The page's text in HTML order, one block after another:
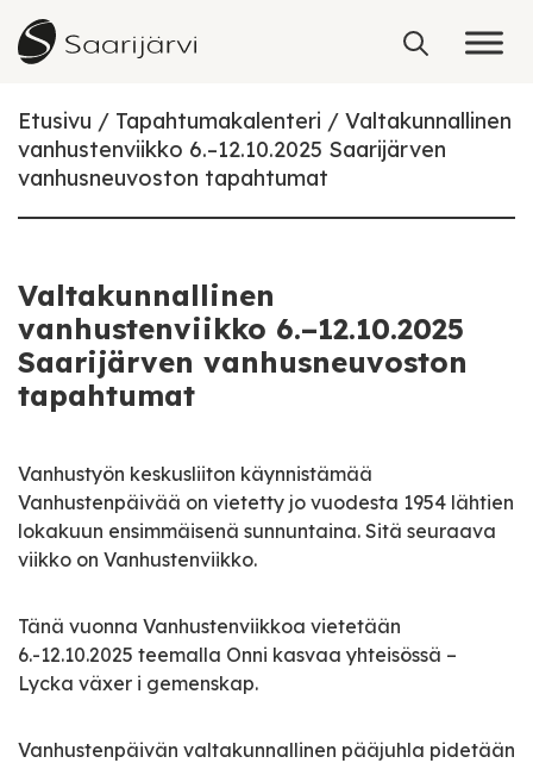
Skip to content
Etusivu Tapahtumakalenteri
Valtakunnallinen
vanhustenviikko 6.–12.10.2025 Saarijärven
vanhusneuvoston tapahtumat
Valtakunnallinen
vanhustenviikko 6.–12.10.2025
Saarijärven vanhusneuvoston
tapahtumat
Vanhustyön keskusliiton käynnistämää
Vanhustenpäivää on vietetty jo vuodesta 1954 lähtien
lokakuun ensimmäisenä sunnuntaina. Sitä seuraava
viikko on Vanhustenviikko.
Tänä vuonna Vanhustenviikkoa vietetään
6.-12.10.2025 teemalla Onni kasvaa yhteisössä –
Lycka växer i gemenskap.
Vanhustenpäivän valtakunnallinen pääjuhla pidetään